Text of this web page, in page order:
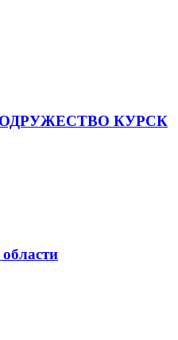
"СОДРУЖЕСТВО КУРСК